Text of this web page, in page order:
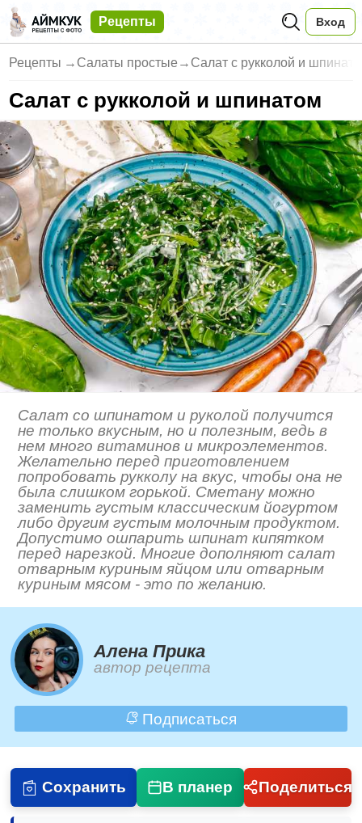
Рецепты Вход
Рецепты → Салаты простые → Салат с рукколой и
Салат с рукколой и шпинатом
Салат со шпинатом и руколой получится
не только вкусным, но и полезным, ведь в
нем много витаминов и микроэлементов.
Желательно перед приготовлением
попробовать рукколу на вкус, чтобы она не
была слишком горькой. Сметану можно
заменить густым классическим йогуртом
либо другим густым молочным продуктом.
Допустимо ошпарить шпинат кипятком
перед нарезкой. Многие дополняют салат
отварным куриным яйцом или отварным
куриным мясом - это по желанию.
Алена Прика
автор рецепта
Подписаться
Сохранить В планер Поделиться